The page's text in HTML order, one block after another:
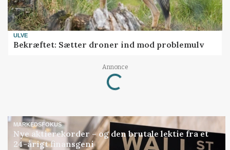
ULVE
Bekræftet: Sætter droner ind mod problemulv
Annonce
Loading...
MARKEDSFOKUS
Nye aktierekorder – og den brutale lektie fra et
24-årigt finansgeni